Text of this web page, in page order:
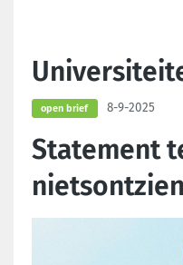
open brief 8-9-2025
Statement